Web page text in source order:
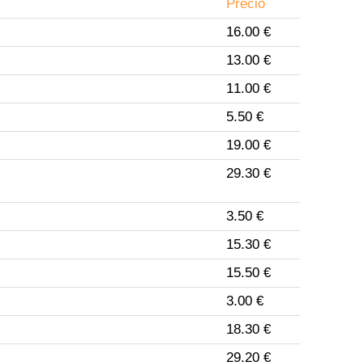
Precio
16.00 €
13.00 €
11.00 €
5.50 €
19.00 €
29.30 €
3.50 €
15.30 €
15.50 €
3.00 €
18.30 €
29.20 €